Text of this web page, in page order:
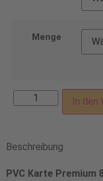
Menge
In den
Beschreibung
PVC Karte Premium